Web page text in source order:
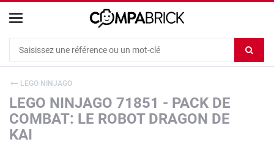
le
LEGO NINJAGO
LEGO NINJAGO 71851 - PACK DE
COMBAT: LE ROBOT DRAGON DE
KAI
Cookies management panel